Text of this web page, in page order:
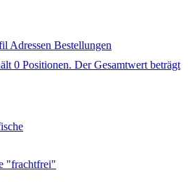
Adressen Bestellungen
0 Positionen. Der Gesamtwert beträgt
"frachtfrei"